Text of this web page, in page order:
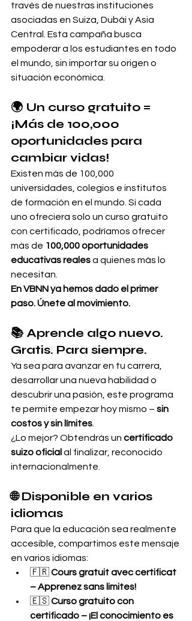
través de nuestras instituciones
asociadas en Suiza, Dubái y Asia
Central. Esta campaña busca
empoderar a los estudiantes en todo
el mundo, sin importar su origen o
situación económica.
🌍 Un curso gratuito =
¡Más de 100,000
oportunidades para
cambiar vidas!
Existen más de 100,000
universidades, colegios e institutos
de formación en el mundo. Si cada
uno ofreciera solo un curso gratuito
con certificado, podríamos ofrecer
más de 100,000 oportunidades
educativas reales a quienes más lo
necesitan.
En VBNN ya hemos dado el primer
paso. Únete al movimiento.
📚 Aprende algo nuevo.
Gratis. Para siempre.
Ya sea para avanzar en tu carrera,
desarrollar una nueva habilidad o
descubrir una pasión, este programa
te permite empezar hoy mismo – sin
costos y sin límites
¿Lo mejor? Obtendrás un certificado
suizo oficial al finalizar, reconocido
internacionalmente.
🌐 Disponible en varios
idiomas
Para que la educación sea realmente
accesible, compartimos este mensaje
en varios idiomas:
🇫🇷 Cours gratuit avec certificat
– Apprenez sans limites!
🇪🇸 Curso gratuito con
certificado – ¡El conocimiento es